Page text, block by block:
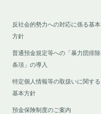
反社会的勢力への対応に係る基本
方針
普通預金規定等への「暴力団排除
条項」の導入
特定個人情報等の取扱いに関する
基本方針
預金保険制度のご案内